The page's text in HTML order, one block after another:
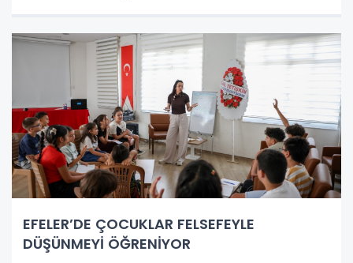
EFELER’DE ÇOCUKLAR FELSEFEYLE
DÜŞÜNMEYİ ÖĞRENİYOR